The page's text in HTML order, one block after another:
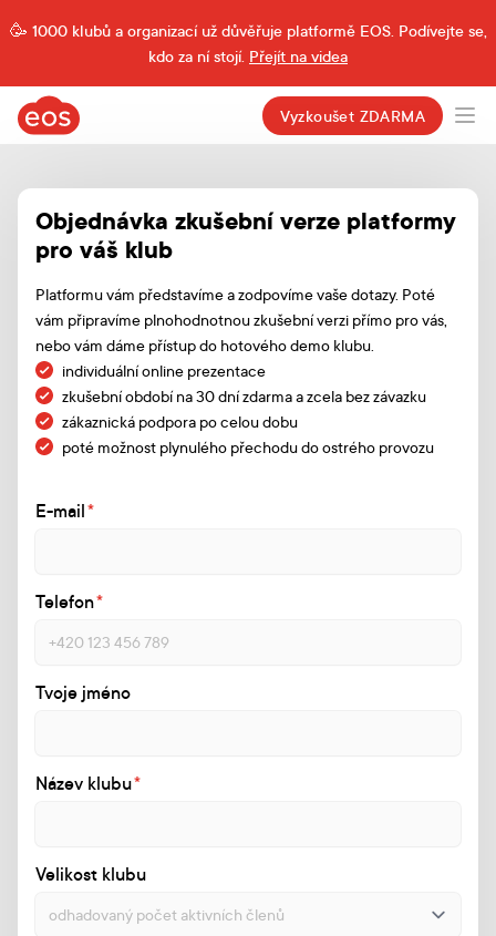
1000 klubů a organizací už důvěřuje platformě EOS. Podívejte se,
kdo za ní stojí. Přejít na videa
eos.cz Vyzkoušet ZDARMA
Objednávka zkušební verze platformy
pro váš klub
Platformu vám představíme a zodpovíme vaše dotazy. Poté
vám připravíme plnohodnotnou zkušební verzi přímo pro vás,
nebo vám dáme přístup do hotového demo klubu.
individuální online prezentace
zkušební období na 30 dní zdarma a zcela bez závazku
zákaznická podpora po celou dobu
poté možnost plynulého přechodu do ostrého provozu
E-mail*
Telefon*
Tvoje jméno
Název klubu*
Velikost klubu